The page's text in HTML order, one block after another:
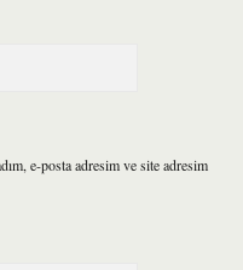
e-posta adresim ve site adresim